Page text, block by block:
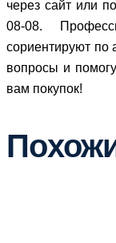
через сайт или
08-08.
сориентируют по
вопросы и
вам покупок!